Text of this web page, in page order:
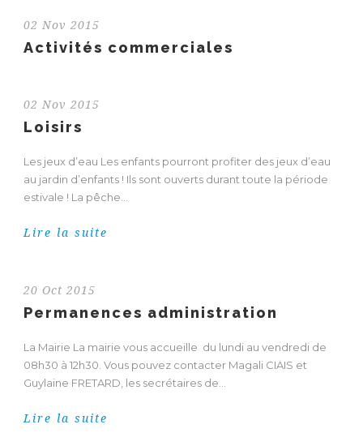
02 Nov 2015
Activités commerciales
02 Nov 2015
Loisirs
Les jeux d’eau Les enfants pourront profiter des jeux d’eau
au jardin d’enfants ! Ils sont ouverts durant toute la période
estivale ! La pêche...
Lire la suite
20 Oct 2015
Permanences administration
La Mairie La mairie vous accueille du lundi au vendredi de
08h30 à 12h30. Vous pouvez contacter Magali CIAIS et
Guylaine FRETARD, les secrétaires de...
Lire la suite